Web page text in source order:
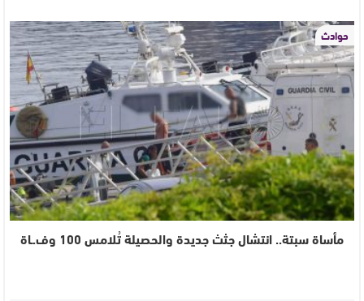
حوادث
مأساة سبتة.. انتشال جثث جديدة والحصيلة تُلامس 100 وف.ـاة